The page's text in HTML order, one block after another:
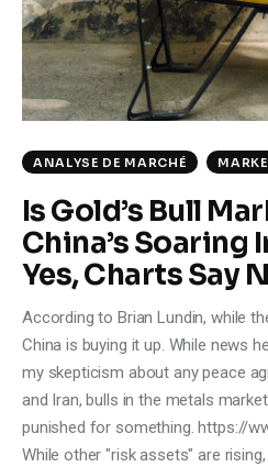
Climate
Markets
Tech
Shop
ANALYSE DE MARCHÉ
Is Gold’s Bull
China’s Soaring
Yes, Charts Say
According to Brian Lundin, while
China is buying it up. While news
my skepticism about any peace
and Iran, bulls in the metals
punished for something. https://
While other "risk assets" are